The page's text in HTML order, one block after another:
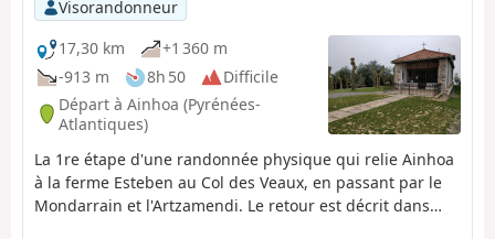
Visorandonneur
17,30 km
+1 360 m
-913 m
8h 50
Difficile
Départ à Ainhoa (Pyrénées-
Atlantiques)
La 1re étape d'une randonnée physique qui relie Ainhoa
à la ferme Esteben au Col des Veaux, en passant par le
Mondarrain et l'Artzamendi. Le retour est décrit dans